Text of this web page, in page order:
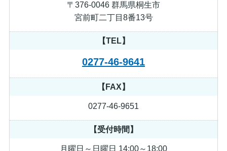
〒376-0046 群馬県桐生市
宮前町二丁目8番13号
【TEL】
0277-46-9641
【FAX】
0277-46-9651
【受付時間】
月曜日～日曜日 14:00～18:00